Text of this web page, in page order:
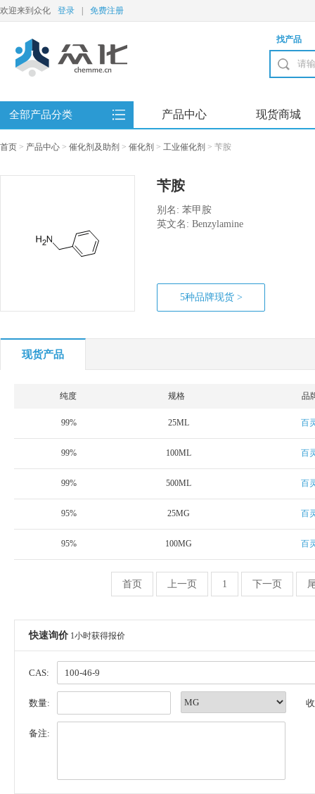
欢迎来到众化 登录 免费注册
找产品
全部产品分类 产品中心 现货商城
首页 > 产品中心 > 催化剂及助剂 > 催化剂 > 工业催化剂 > 苄胺
苄胺
别名: 苯甲胺
英文名: Benzylamine
5种品牌现货 >
现货产品
纯度 规格 品
99% 25ML 百
99% 100ML 百
99% 500ML 百
95% 25MG 百
95% 100MG 百
首页 上一页 1 下一页
快速询价 1小时获得报价
CAS:
数量:
备注: